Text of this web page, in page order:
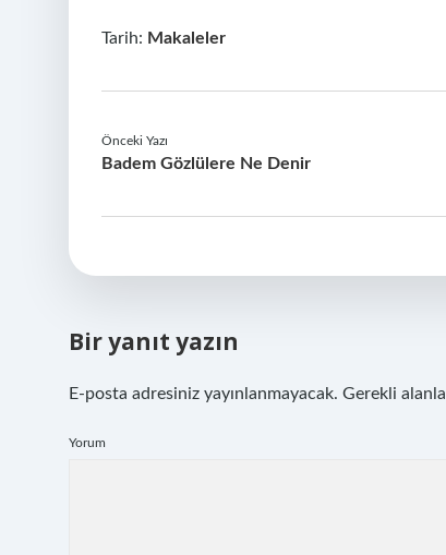
Tarih: Makaleler
Önceki Yazı
Badem Gözlülere Ne Denir
Bir yanıt yazın
E-posta adresiniz yayınlanmayacak. Gerekli
Yorum